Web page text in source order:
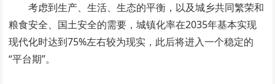
考虑到生产、生活、生态的平衡，以及城乡共同繁荣和
粮食安全、国土安全的需要，城镇化率在2035年基本实现
现代化时达到75%左右较为现实，此后将进入一个稳定的
“平台期”。